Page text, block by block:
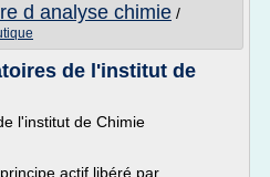
d analyse chimie /
de l'institut de
l'institut de Chimie
actif libéré par